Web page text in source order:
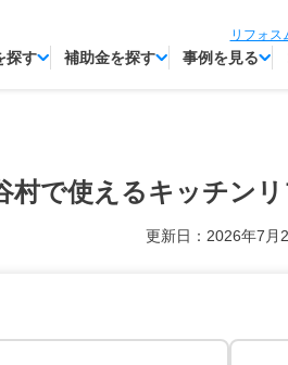
リフォス
探す 補助金を探す 事例を見る
村で使えるキッチン
更新日：2026年7月